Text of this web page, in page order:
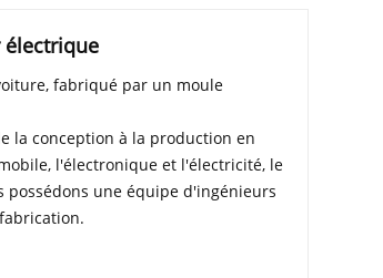
fabriqué par un moule
la conception à la production en
l'électronique et l'électricité, le
possédons une équipe d'ingénieurs